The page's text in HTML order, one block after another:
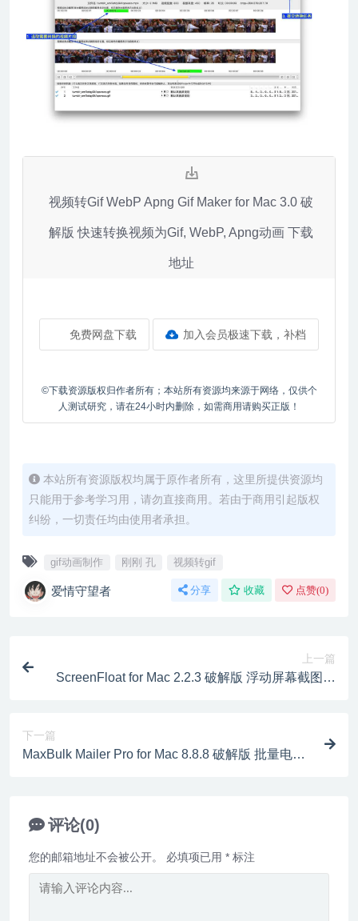
视频转Gif WebP Apng Gif Maker for Mac 3.0 破
解版 快速转换视频为Gif, WebP, Apng动画 下载
地址
免费网盘下载 加入会员极速下载，补档
©下载资源版权归作者所有；本站所有资源均来源于网络，仅供个
人测试研究，请在24小时内删除，如需商用请购买正版！
本站所有资源版权均属于原作者所有，这里所提供资源均
只能用于参考学习用，请勿直接商用。若由于商用引起版权
纠纷，一切责任均由使用者承担。
gif动画制作 刚刚 孔 视频转gif
爱情守望者 分享 收藏 点赞(0)
上一篇
ScreenFloat for Mac 2.2.3 破解版 浮动屏幕截图软
下一篇
MaxBulk Mailer Pro for Mac 8.8.8 破解版 批量电子
评论(0)
您的邮箱地址不会被公开。 必填项已用 * 标注